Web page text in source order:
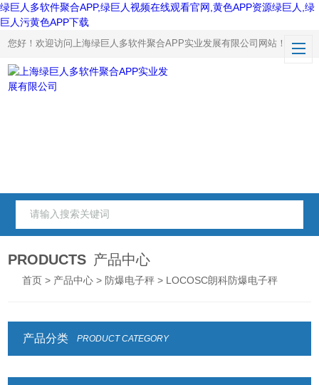
绿巨人多软件聚合APP,绿巨人视频在线观看官网,黄色APP资源绿巨人,绿
巨人污黄色APP下载
您好！欢迎访问上海绿巨人多软件聚合APP实业发展有限公司网站！
PRODUCTS 产品中心
首页 > 产品中心 > 防爆电子秤 > LOCOSC朗科防爆电子秤
产品分类 PRODUCT CATEGORY